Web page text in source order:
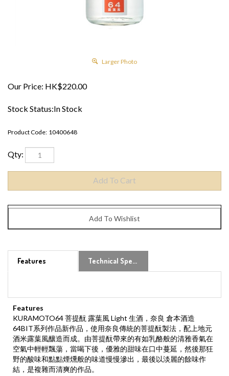
Larger Photo
Our Price: HK$220.00
Stock Status:In Stock
Product Code: 10400648
Qty:
KURAMOTO64 菩提酛 露葉風 Light 生酒，奈良 倉本酒造
64BIT系列作品新作品，使用奈良傳統的菩提酛製法，配上地元
酒米露葉風釀造而成。由菩提酛帶來的有如乳酪般的清雅香氣在
空氣中輕輕飄蕩，當喝下後，優雅的甜味在口中蔓延，然後那狂
野的酸味和點點煙燻般的味道慢慢滲出，最後以淡麗的餘味作
結，是複雜而清爽的作品。